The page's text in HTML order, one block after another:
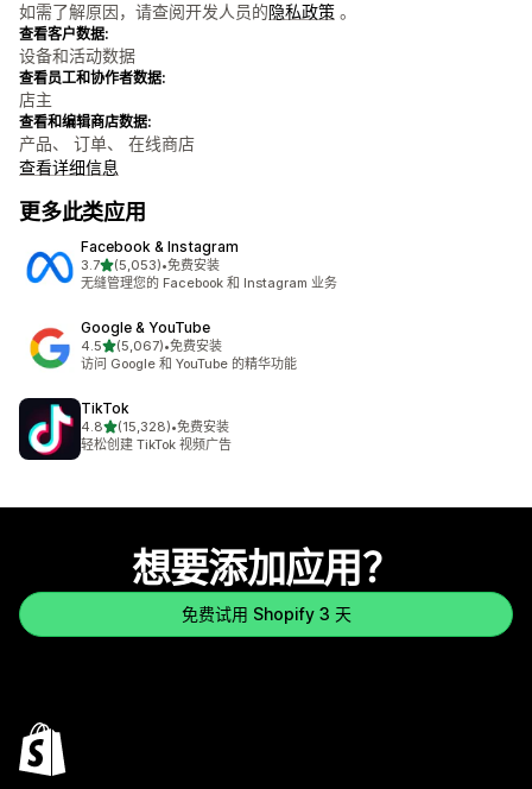
如需了解原因，请查阅开发人员的隐私政策 。
查看客户数据:
设备和活动数据
查看员工和协作者数据:
店主
查看和编辑商店数据:
产品、 订单、 在线商店
查看详细信息
更多此类应用
Facebook & Instagram
3.7星（满分 5 星）
(5,053)
总共 5053 条评论
•免费安装
无缝管理您的 Facebook 和 Instagram 业务
Google & YouTube
4.5星（满分 5 星）
(5,067)
总共 5067 条评论
•免费安装
访问 Google 和 YouTube 的精华功能
TikTok
4.8星（满分 5 星）
(15,328)
总共 15328 条评论
•免费安装
轻松创建 TikTok 视频广告
想要添加应用？
免费试用 Shopify 3 天